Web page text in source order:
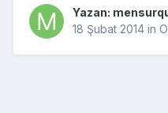
Yazan:
18 Şubat 2014 in